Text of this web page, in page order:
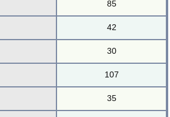
85
42
30
107
35